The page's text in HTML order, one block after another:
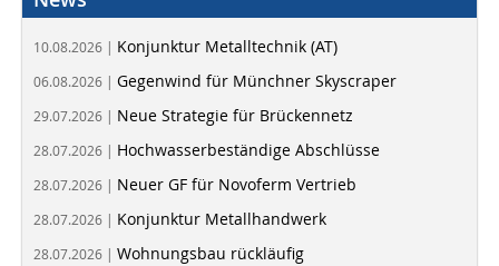
10.08.2026 | Konjunktur Metalltechnik (AT)
06.08.2026 | Gegenwind für Münchner Skyscraper
29.07.2026 | Neue Strategie für Brückennetz
28.07.2026 | Hochwasserbeständige Abschlüsse
28.07.2026 | Neuer GF für Novoferm Vertrieb
28.07.2026 | Konjunktur Metallhandwerk
28.07.2026 | Wohnungsbau rückläufig